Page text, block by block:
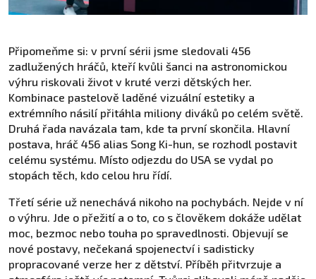
Připomeňme si: v první sérii jsme sledovali 456
zadlužených hráčů, kteří kvůli šanci na astronomickou
výhru riskovali život v kruté verzi dětských her.
Kombinace pastelově laděné vizuální estetiky a
extrémního násilí přitáhla miliony diváků po celém světě.
Druhá řada navázala tam, kde ta první skončila. Hlavní
postava, hráč 456 alias Song Ki-hun, se rozhodl postavit
celému systému. Místo odjezdu do USA se vydal po
stopách těch, kdo celou hru řídí.
Třetí série už nenechává nikoho na pochybách. Nejde v ní
o výhru. Jde o přežití a o to, co s člověkem dokáže udělat
moc, bezmoc nebo touha po spravedlnosti. Objevují se
nové postavy, nečekaná spojenectví i sadisticky
propracované verze her z dětství. Příběh přitvrzuje a